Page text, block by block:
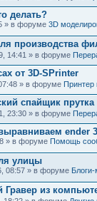
делать?
» в форуме 3D
производства
14:41 » в форуме
от 3D-SPrinter
» в форуме Принтер
спайщик прутка
23:30 » в форуме
ender
» в форуме Помощь
улицы
08:57 » в форуме
из